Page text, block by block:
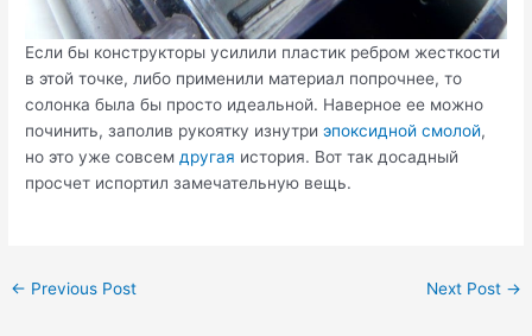
Если бы конструкторы усилили пластик ребром жесткости
в этой точке, либо применили материал попрочнее, то
солонка была бы просто идеальной. Наверное ее можно
починить, заполив рукоятку изнутриэпоксидной смолой,
но это уже совсем другая история. Вот так досадный
просчет испортил замечательную вещь.
Post
← Previous Post Next Post →